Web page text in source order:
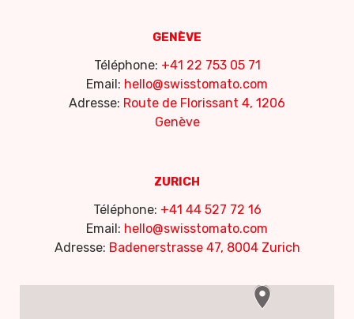
GENÈVE
Téléphone: +41 22 753 05 71
Email: hello@swisstomato.com
Adresse: Route de Florissant 4, 1206
Genève
ZURICH
Téléphone: +41 44 527 72 16
Email: hello@swisstomato.com
Adresse: Badenerstrasse 47, 8004 Zurich